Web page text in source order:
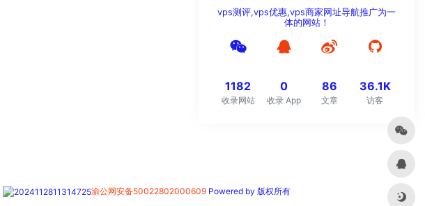
vps测评,vps优惠,vps商家网址导航推广为一
体的网站！
1182
收录网站
0
收录 App
86
文章
36.1K
访客
渝公网安备50022802000609 Powered by 版权所有